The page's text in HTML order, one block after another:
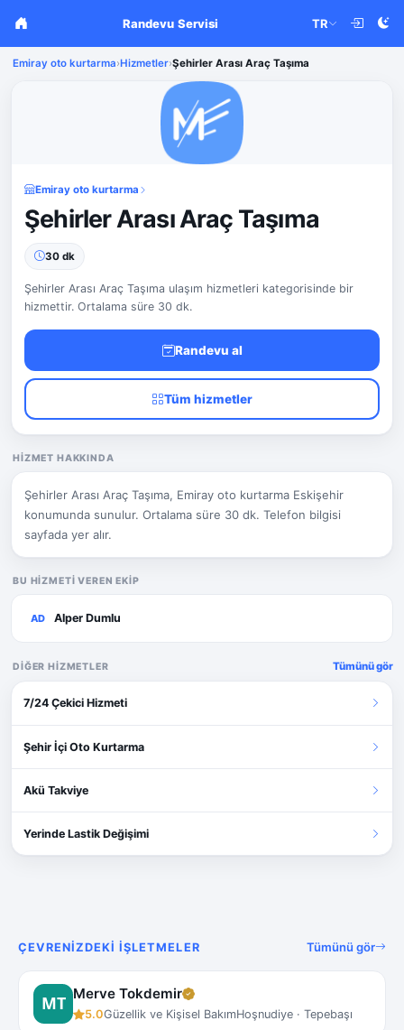
Randevu Servisi TR
Emiray oto kurtarma›Hizmetler›Şehirler Arası Araç Taşıma
Emiray oto kurtarma
Şehirler Arası Araç Taşıma
30 dk
Şehirler Arası Araç Taşıma ulaşım hizmetleri kategorisinde bir
hizmettir. Ortalama süre 30 dk.
Randevu al
Tüm hizmetler
HIZMET HAKKINDA
Şehirler Arası Araç Taşıma, Emiray oto kurtarma Eskişehir
konumunda sunulur. Ortalama süre 30 dk. Telefon bilgisi
sayfada yer alır.
BU HIZMETI VEREN EKIP
AD Alper Dumlu
DIĞER HIZMETLER Tümünü gör
7/24 Çekici Hizmeti
Şehir İçi Oto Kurtarma
Akü Takviye
Yerinde Lastik Değişimi
ÇEVRENIZDEKI İŞLETMELER Tümünü gör
Merve Tokdemir
5.0Güzellik ve Kişisel BakımHoşnudiye · Tepebaşı